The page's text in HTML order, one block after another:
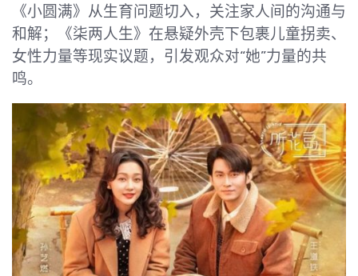
《小圆满》从生育问题切入，关注家人间的沟通与
和解；《柒两人生》在悬疑外壳下包裹儿童拐卖、
女性力量等现实议题，引发观众对“她”力量的共
鸣。